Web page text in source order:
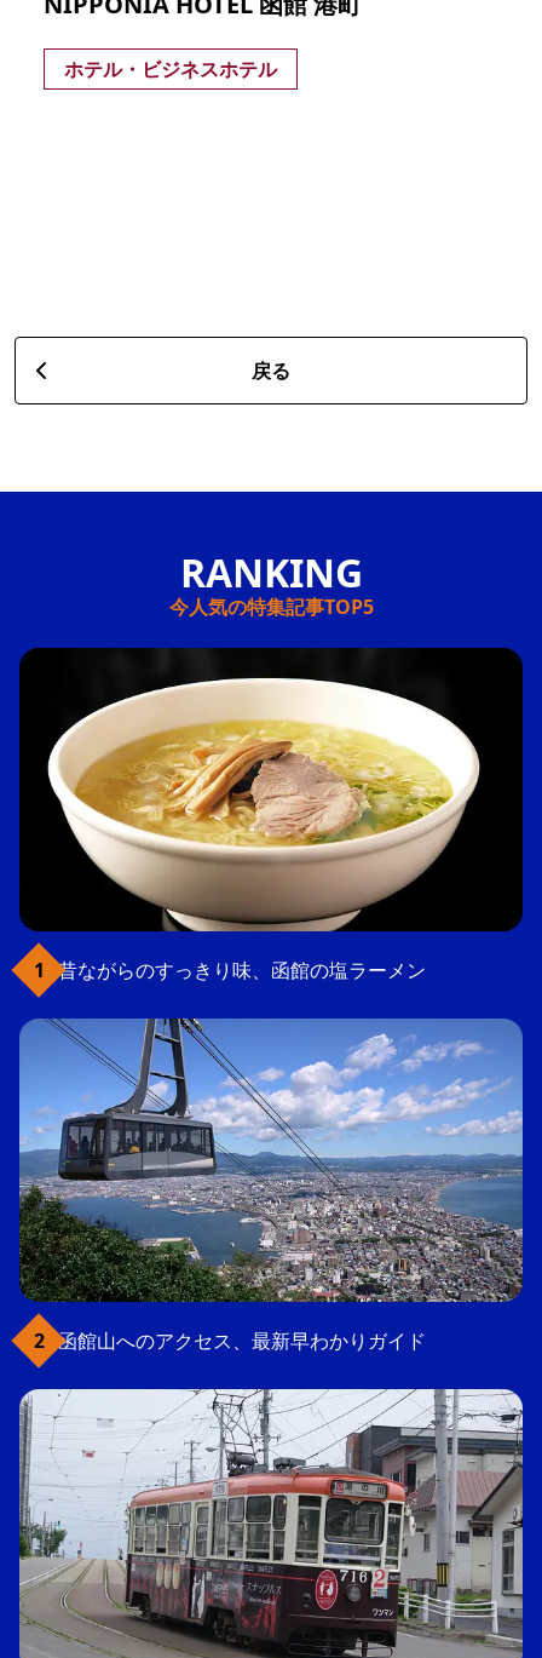
ホテル・ビジネスホテル
戻る
今人気の特集記事TOP5
昔ながらのすっきり味、函館の塩ラーメン
函館山へのアクセス、最新早わかりガイド